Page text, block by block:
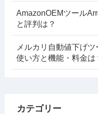
AmazonOEMツール
と評判は？
メルカリ自動値下げ
使い方と機能・料金は
カテゴリー